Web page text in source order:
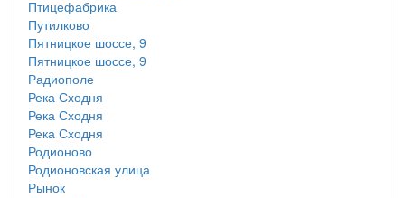
Птицефабрика
Путилково
Пятницкое шоссе, 9
Пятницкое шоссе, 9
Радиополе
Река Сходня
Река Сходня
Река Сходня
Родионово
Родионовская улица
Рынок